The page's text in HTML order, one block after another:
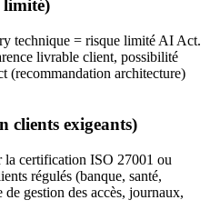
limité)
technique = risque limité AI Act.
livrable client, possibilité
(recommandation architecture)
clients exigeants)
certification ISO 27001 ou
régulés (banque, santé,
gestion des accès, journaux,